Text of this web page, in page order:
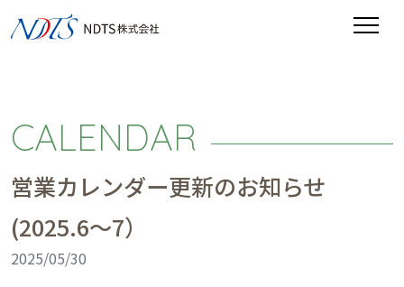
CALENDAR
営業カレンダー更新のお知らせ
(2025.6～7）
2025/05/30